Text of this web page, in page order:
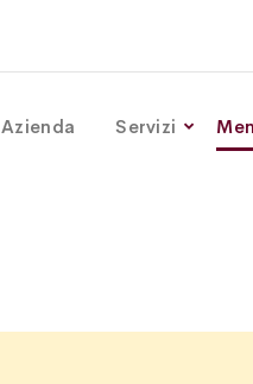
Azienda Servizi